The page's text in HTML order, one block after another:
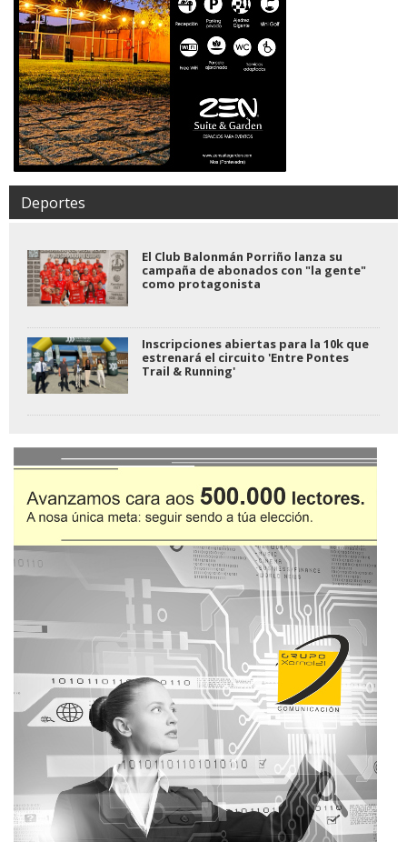
Deportes
El Club Balonmán Porriño lanza su
campaña de abonados con "la gente"
como protagonista
Inscripciones abiertas para la 10k que
estrenará el circuito 'Entre Pontes
Trail & Running'